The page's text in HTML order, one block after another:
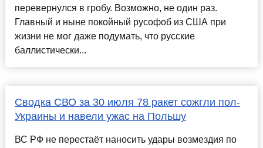
перевернулся в гробу. Возможно, не один раз.
Главный и ныне покойный русофоб из США при
жизни не мог даже подумать, что русские
баллистически...
Сводка СВО за 30 июля 78 ракет сожгли пол-
Украины и навели ужас на Польшу
ВС РФ не перестаёт наносить удары возмездия по